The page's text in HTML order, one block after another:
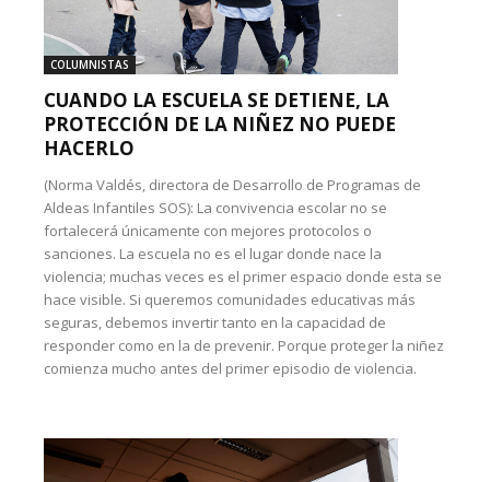
COLUMNISTAS
CUANDO LA ESCUELA SE DETIENE, LA
PROTECCIÓN DE LA NIÑEZ NO PUEDE
HACERLO
(Norma Valdés, directora de Desarrollo de Programas de
Aldeas Infantiles SOS): La convivencia escolar no se
fortalecerá únicamente con mejores protocolos o
sanciones. La escuela no es el lugar donde nace la
violencia; muchas veces es el primer espacio donde esta se
hace visible. Si queremos comunidades educativas más
seguras, debemos invertir tanto en la capacidad de
responder como en la de prevenir. Porque proteger la niñez
comienza mucho antes del primer episodio de violencia.